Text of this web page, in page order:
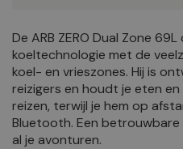
De ARB ZERO Dual Zone
koeltechnologie met de
koel- en vrieszones. Hij is
reizigers en houdt je eten
reizen, terwijl je hem op
Bluetooth. Een
al je avonturen.